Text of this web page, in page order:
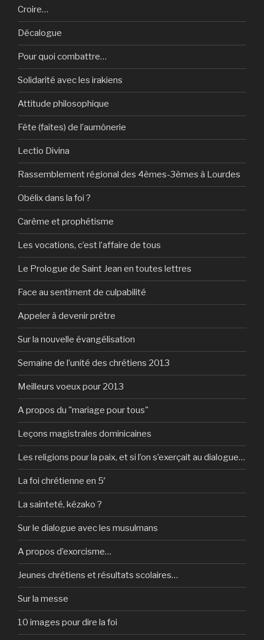
Croire…
Décalogue
Pour quoi combattre…
Solidarité avec les irakiens
Attitude philosophique
Fête (faites) de l’aumônerie
Lectio Divina
Rassemblement régional des 4èmes-3èmes à Lourdes
Obélix dans la foi ?
Carême et prophétisme
Les vocations, c’est l’affaire de tous
Le Prologue de Saint Jean en toutes lettres
Face au sentiment de culpabilité
Appeler à devenir prêtre
Sur la nouvelle évangélisation
Semaine de l’unité des chrétiens 2013
Meilleurs voeux pour 2013
A propos du "mariage pour tous"
Leçons magistrales dominicaines
Les religions pour la paix, et si l’on s’exerçait au dialogue…
La foi chrétienne en 5′
La sainteté, kézako ?
Sur le dialogue avec les musulmans
A propos d’exorcisme…
Jeunes chrétiens et résultats scolaires…
Sur la messe
10 images pour dire la foi